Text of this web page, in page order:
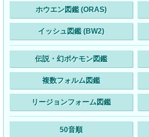
ホウエン図鑑 (ORAS)
イッシュ図鑑 (BW2)
伝説・幻ポケモン図鑑
複数フォルム図鑑
リージョンフォーム図鑑
50音順